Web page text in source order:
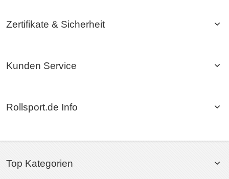
Zertifikate & Sicherheit
Kunden Service
Rollsport.de Info
Top Kategorien